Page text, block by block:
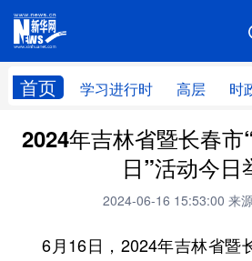
首页 学习进行时 高层 时
网站地图
学习进行时 高层
财经
全
科技 科创
2024年吉林省暨长春市
日”活动今日
2024-06-16 15:53:00 来
6月16日，2024年吉林省暨